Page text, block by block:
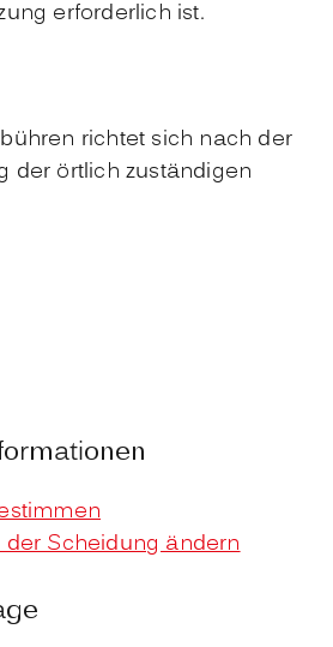
erforderlich ist.
richtet sich nach der
der örtlich zuständigen
Scheidung ändern